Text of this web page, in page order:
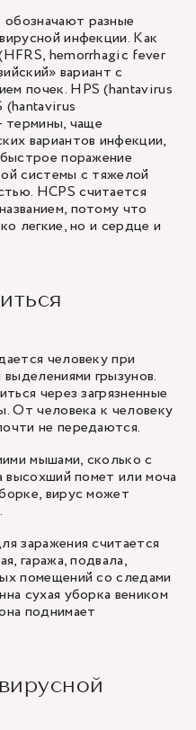
разные
инфекции. Как
hemorrhagic fever
вариант с
почек. HPS (hantavirus
(hantavirus
чаще
вариантов инфекции,
поражение
системы с тяжелой
HCPS считается
потому что
легкие, но и сердце и
человеку при
грызунов.
через загрязненные
От человека к человеку
не передаются.
мышами, сколько с
высохший помет или моча
вирус может
заражения считается
гаража, подвала,
помещений со следами
сухая уборка веником
поднимает